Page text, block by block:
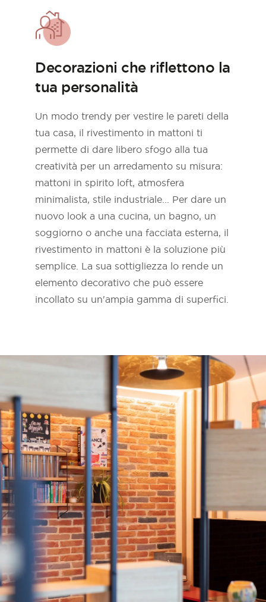
Decorazioni che riflettono la
tua personalità
Un modo trendy per vestire le pareti della
tua casa, il rivestimento in mattoni ti
permette di dare libero sfogo alla tua
creatività per un arredamento su misura:
mattoni in spirito loft, atmosfera
minimalista, stile industriale... Per dare un
nuovo look a una cucina, un bagno, un
soggiorno o anche una facciata esterna, il
rivestimento in mattoni è la soluzione più
semplice. La sua sottigliezza lo rende un
elemento decorativo che può essere
incollato su un'ampia gamma di superfici.